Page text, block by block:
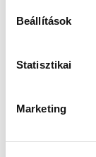
Beállítások
Statisztikai
Marketing